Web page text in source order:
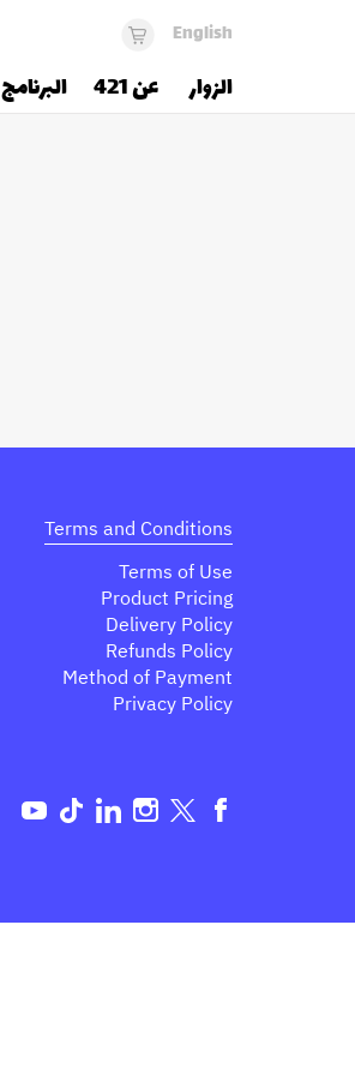
Terms and Conditions
Terms of Use
Product Pricing
Delivery Policy
Refunds Policy
Method of Payment
Privacy Policy
English
الزوار عن 421 البرنامج